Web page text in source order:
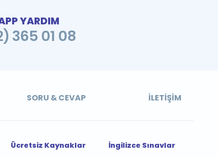
YARDIM
365 01 08
SORU & CEVAP İLETIŞIM
Ücretsiz Kaynaklar
İngilizce Sınavlar